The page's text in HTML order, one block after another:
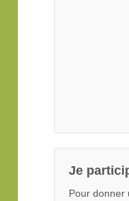
Je
Pour donner